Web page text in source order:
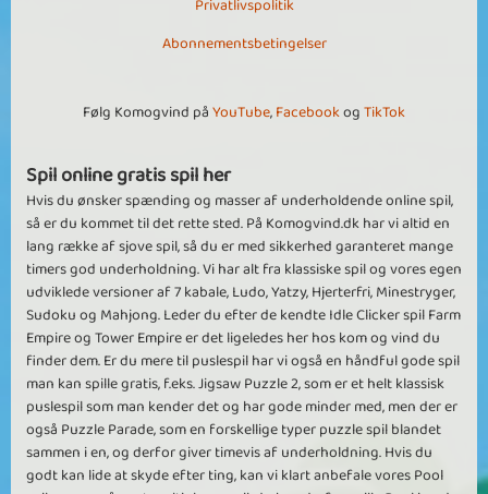
hold da ferie for et spil . man blir glad . rasende . irriteret og
glemmer tid og sted. man får masser af dejlige timer i chat og spil ,
man blir mødt med glæde som ny spiller . ja bare perfekt . godt gået
BdButterfly
Voodoo Friends
Voodoo Friends er i mine øjne et af de absolut bedst udviklede spil
her på KOV.
Der er allerede udgivet 187 bøger med 12 baner i hver med niveauer
for alle, og hver fredag kommer der stadig en ny bog med nye
udfordrende baner til stor glæde for mange - alt præsenteret i et
lækkert design.
Derudover er der et væld af baner i beta, og det er også muligt at
spille vennebaner.
Hvad enten du kan lide, at løse baner - eller sågar at bygge baner
selv, så er dette spil noget for dig. Spillet indeholder mange
muligheder, og er inspirerende, sjovt, kreativt, samt ikke mindst
Privatlivspolitik
Abonnementsbetingelser
Følg Komogvind påYouTube,FacebookogTikTok
Spil online gratis spil her
Hvis du ønsker spænding og masser af underholdende online spil,
så er du kommet til det rette sted. På Komogvind.dk har vi altid en
lang række af sjove spil, så du er med sikkerhed garanteret mange
timers god underholdning. Vi har alt fra klassiske spil og vores egen
udviklede versioner af 7 kabale, Ludo, Yatzy, Hjerterfri, Minestryger,
Sudoku og Mahjong. Leder du efter de kendte Idle Clicker spil Farm
Empire og Tower Empire er det ligeledes her hos kom og vind du
finder dem. Er du mere til puslespil har vi også en håndful gode spil
man kan spille gratis, f.eks. Jigsaw Puzzle 2, som er et helt klassisk
puslespil som man kender det og har gode minder med, men der er
også Puzzle Parade, som en forskellige typer puzzle spil blandet
sammen i en, og derfor giver timevis af underholdning. Hvis du
godt kan lide at skyde efter ting, kan vi klart anbefale vores Pool